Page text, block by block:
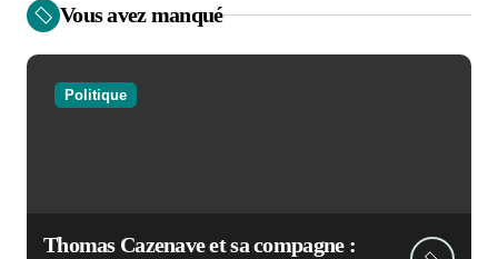
Vous avez manqué
Politique
Thomas Cazenave et sa compagne :